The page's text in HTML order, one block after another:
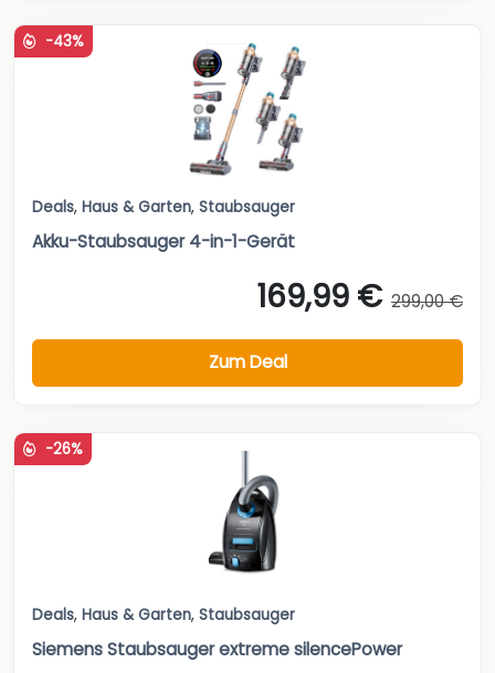
-43%
Deals, Haus & Garten, Staubsauger
Akku-Staubsauger 4-in-1-Gerät
169,99 € 299,00 €
Zum Deal
-26%
Deals, Haus & Garten, Staubsauger
Siemens Staubsauger extreme silencePower